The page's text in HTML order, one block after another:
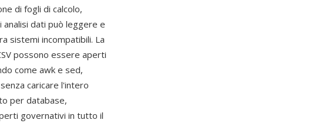
di fogli di calcolo,
dati può leggere e
sistemi incompatibili. La
possono essere aperti
come awk e sed,
caricare l'intero
per database,
governativi in tutto il